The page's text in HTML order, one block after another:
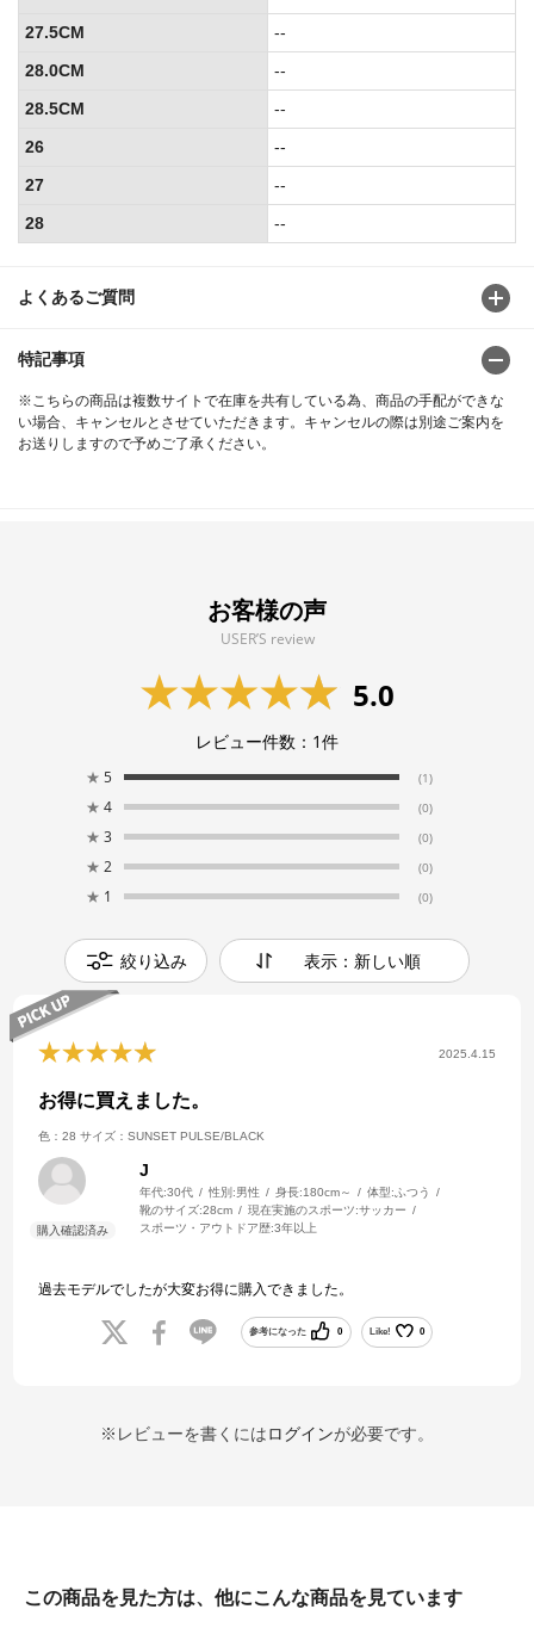
よくあるご質問
特記事項
※こちらの商品は複数サイトで在庫を共有している為、商品の手配ができな
い場合、キャンセルとさせていただきます。キャンセルの際は別途ご案内を
お送りしますので予めご了承ください。
27.5CM
--
28.0CM
--
28.5CM
--
26
--
27
--
28
--
お客様の声
USER’S review
5.0
レビュー件数： 1件
★ 5 (1)
★ 4 (0)
★ 3 (0)
★ 2 (0)
★ 1 (0)
絞り込み 表示：新しい順
2025.4.15
お得に買えました。
色：28 サイズ：SUNSET PULSE/BLACK
J
年代:30代 性別:男性 身長:180cm～ 体型: ふつう
靴のサイズ:28cm 現在実施のスポーツ:サッカー
スポーツ・アウトドア歴:3年以上
過去モデルでしたが大変お得に購入できました。
参考になった 0 Like! 0
※レビューを書くにはログインが必要です。
この商品を見た方は、他にこんな商品を見ています